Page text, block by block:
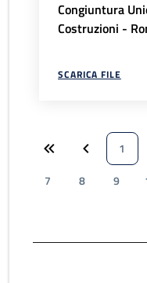
Congiuntura
Costruzioni -
SCARICA FILE
1
7
8 9